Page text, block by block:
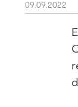
09.09.2022